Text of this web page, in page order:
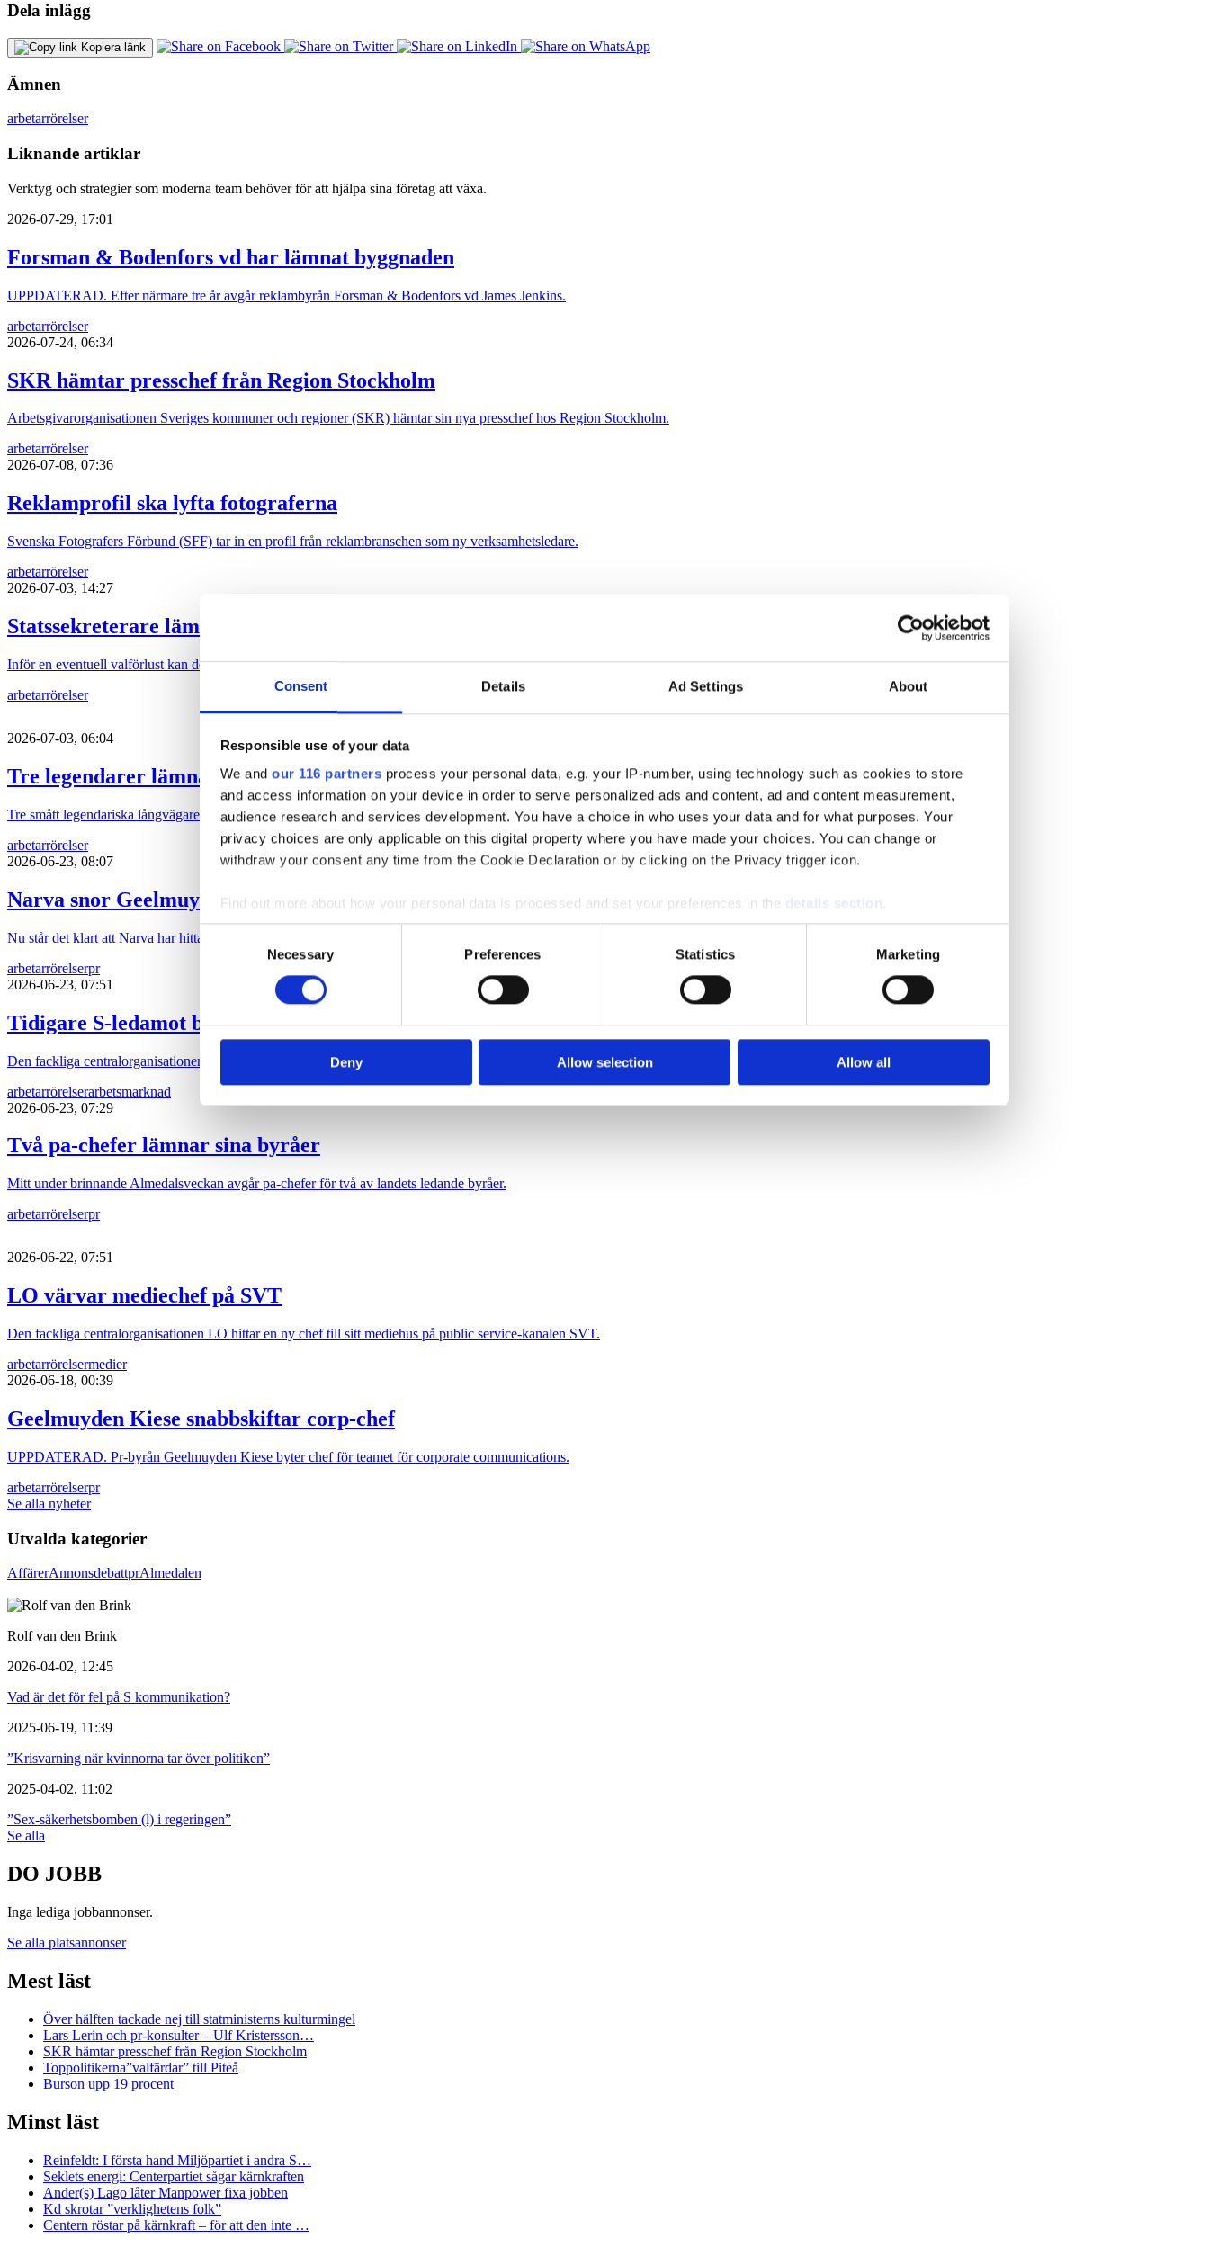
Consent Details Ad Settings About
Responsible use of your data
We and our 116 partners process your personal data, e.g. your IP-number, using technology such as cookies to store
and access information on your device in order to serve personalized ads and content, ad and content measurement,
audience research and services development. You have a choice in who uses your data and for what purposes. Your
privacy choices are only applicable on this digital property where you have made your choices. You can change or
withdraw your consent any time from the Cookie Declaration or by clicking on the Privacy trigger icon.
Find out more about how your personal data is processed and set your preferences in the details section
We use cookies to personalise content and ads, to provide social media features and to analyse our traffic. We also share
information about your use of our site with our social media, advertising and analytics partners who may combine it with
other information that you’ve provided to them or that they’ve collected from your use of their services.
Consent
Necessary Preferences Statistics Marketing
Deny Allow selection Allow all
Dela inlägg
Kopiera länk
Ämnen
arbetarrörelser
Liknande artiklar
Verktyg och strategier som moderna team behöver för att hjälpa sina företag att växa.
2026-07-29, 17:01
Forsman & Bodenfors vd har lämnat byggnaden
UPPDATERAD. Efter närmare tre år avgår reklambyrån Forsman & Bodenfors vd James Jenkins.
arbetarrörelser
2026-07-24, 06:34
SKR hämtar presschef från Region Stockholm
Arbetsgivarorganisationen Sveriges kommuner och regioner (SKR) hämtar sin nya presschef hos Region Stockholm.
arbetarrörelser
2026-07-08, 07:36
Reklamprofil ska lyfta fotograferna
Svenska Fotografers Förbund (SFF) tar in en profil från reklambranschen som ny verksamhetsledare.
arbetarrörelser
2026-07-03, 14:27
Statssekreterare lämnar regeringen för nya jobb
Inför en eventuell valförlust kan det vara läge att ge regeringstrotjänare nya jobb. I alla fall har två statssekreterare i Tidöregeringen på kort tid utnämnts till långsiktiga roller.
arbetarrörelser
2026-07-03, 06:04
Tre legendarer lämnar jobben
Tre smått legendariska långvägare i branschen lämnar sina jobb.
arbetarrörelser
2026-06-23, 08:07
Narva snor Geelmuydens Kieses partner
Nu står det klart att Narva har hittat en ersättare till Annika Sundström som pa-chef.
arbetarrörelserpr
2026-06-23, 07:51
Tidigare S-ledamot blir komchef på TCO
Den fackliga centralorganisationen TCO hittar sin nay kommunikationschef hos en ledarskapsbyrå.
arbetarrörelserarbetsmarknad
2026-06-23, 07:29
Två pa-chefer lämnar sina byråer
Mitt under brinnande Almedalsveckan avgår pa-chefer för två av landets ledande byråer.
arbetarrörelserpr
2026-06-22, 07:51
LO värvar mediechef på SVT
Den fackliga centralorganisationen LO hittar en ny chef till sitt mediehus på public service-kanalen SVT.
arbetarrörelsermedier
2026-06-18, 00:39
Geelmuyden Kiese snabbskiftar corp-chef
UPPDATERAD. Pr-byrån Geelmuyden Kiese byter chef för teamet för corporate communications.
arbetarrörelserpr
Se alla nyheter
Utvalda kategorier
AffärerAnnonsdebattprAlmedalen
Rolf van den Brink
2026-04-02, 12:45
Vad är det för fel på S kommunikation?
2025-06-19, 11:39
”Krisvarning när kvinnorna tar över politiken”
2025-04-02, 11:02
”Sex-säkerhetsbomben (l) i regeringen”
Se alla
DO JOBB
Inga lediga jobbannonser.
Se alla platsannonser
Mest läst
Över hälften tackade nej till statministerns kulturmingel
Lars Lerin och pr-konsulter – Ulf Kristersson…
SKR hämtar presschef från Region Stockholm
Toppolitikerna”valfärdar” till Piteå
Burson upp 19 procent
Minst läst
Reinfeldt: I första hand Miljöpartiet i andra S…
Seklets energi: Centerpartiet sågar kärnkraften
Ander(s) Lago låter Manpower fixa jobben
Kd skrotar ”verklighetens folk”
Centern röstar på kärnkraft – för att den inte …